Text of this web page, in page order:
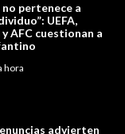
pertenece a
UEFA,
AFC cuestionan a
hora
advierten